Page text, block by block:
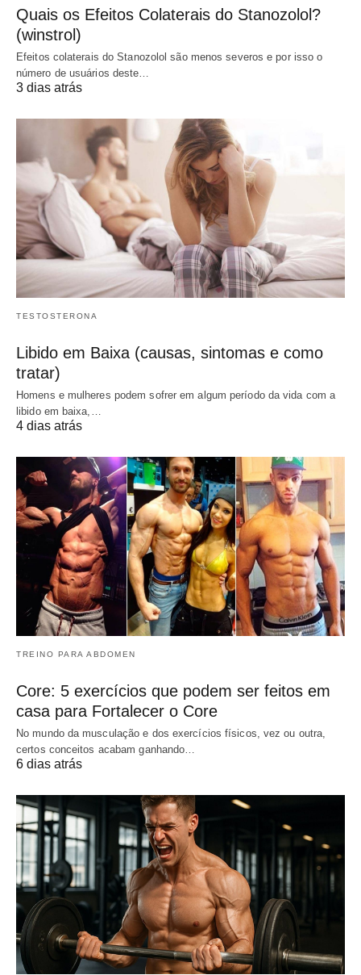
Quais os Efeitos Colaterais do Stanozolol?
(winstrol)
Efeitos colaterais do Stanozolol são menos severos e por isso o
número de usuários deste…
3 dias atrás
TESTOSTERONA
Libido em Baixa (causas, sintomas e como
tratar)
Homens e mulheres podem sofrer em algum período da vida com a
libido em baixa,…
4 dias atrás
TREINO PARA ABDOMEN
Core: 5 exercícios que podem ser feitos em
casa para Fortalecer o Core
No mundo da musculação e dos exercícios físicos, vez ou outra,
certos conceitos acabam ganhando…
6 dias atrás